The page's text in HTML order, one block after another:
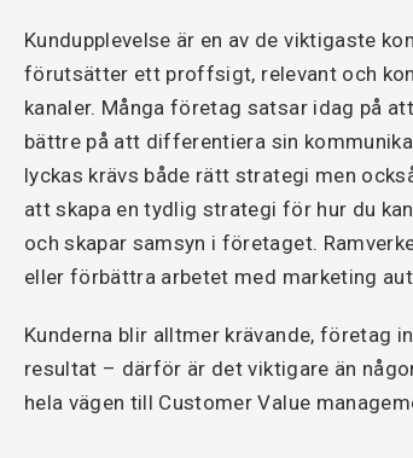
Kundupplevelse är en av de viktigaste
förutsätter ett proffsigt, relevant och
kanaler. Många företag satsar idag på
bättre på att differentiera sin
lyckas krävs både rätt strategi men
att skapa en tydlig strategi för hur du
och skapar samsyn i företaget.
eller förbättra arbetet med marketing
Kunderna blir alltmer krävande, företag
resultat – därför är det viktigare än
hela vägen till Customer Value